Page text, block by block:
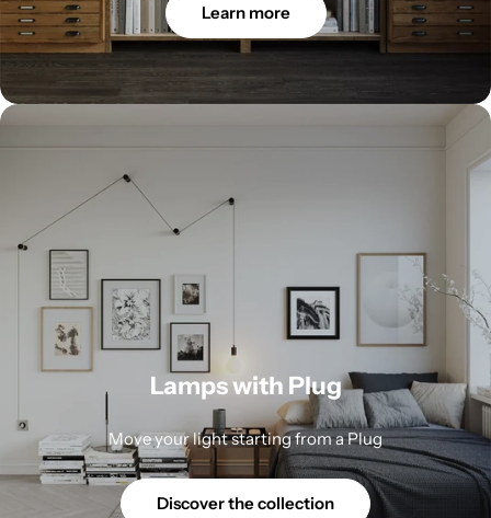
Learn more
Lamps with Plug
Move your light starting from a Plug
Discover the collection